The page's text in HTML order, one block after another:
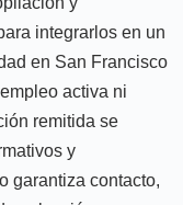
integrarlos en un
en San Francisco
activa ni
remitida se
y
garantiza contacto,